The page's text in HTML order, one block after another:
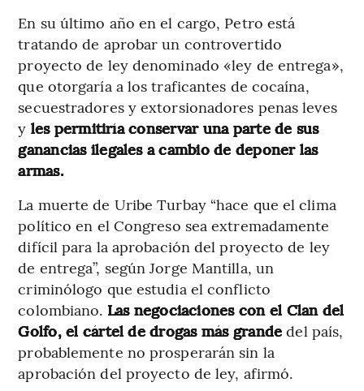
En su último año en el cargo, Petro está
tratando de aprobar un controvertido
proyecto de ley denominado «ley de entrega»,
que otorgaría a los traficantes de cocaína,
secuestradores y extorsionadores penas leves
y les permitiría conservar una parte de sus
ganancias ilegales a cambio de deponer las
armas.
La muerte de Uribe Turbay “hace que el clima
político en el Congreso sea extremadamente
difícil para la aprobación del proyecto de ley
de entrega”, según Jorge Mantilla, un
criminólogo que estudia el conflicto
colombiano. Las negociaciones con el Clan del
Golfo, el cártel de drogas más grande del país,
probablemente no prosperarán sin la
aprobación del proyecto de ley, afirmó.